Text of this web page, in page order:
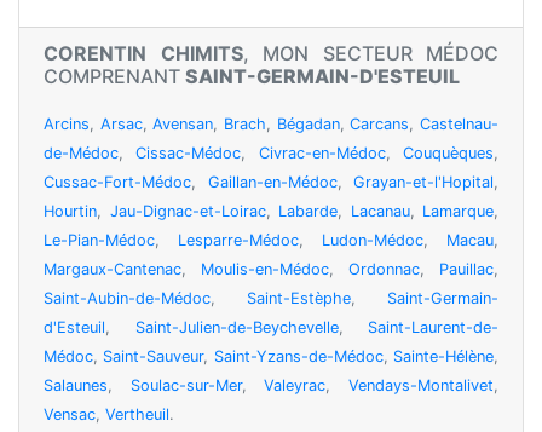
CORENTIN CHIMITS, MON SECTEUR MÉDOC
COMPRENANT SAINT-GERMAIN-D'ESTEUIL
Arcins, Arsac,Avensan, Brach, Bégadan,Carcans,Castelnau-
de-Médoc,Cissac-Médoc, Civrac-en-Médoc,Couquèques,
Cussac-Fort-Médoc, Gaillan-en-Médoc, Grayan-et-l'Hopital,
Hourtin, Jau-Dignac-et-Loirac, Labarde, Lacanau, Lamarque,
Le-Pian-Médoc, Lesparre-Médoc, Ludon-Médoc, Macau,
Margaux-Cantenac, Moulis-en-Médoc, Ordonnac, Pauillac,
Saint-Aubin-de-Médoc, Saint-Estèphe, Saint-Germain-
d'Esteuil, Saint-Julien-de-Beychevelle, Saint-Laurent-de-
Médoc, Saint-Sauveur, Saint-Yzans-de-Médoc, Sainte-Hélène,
Salaunes, Soulac-sur-Mer,Valeyrac,Vendays-Montalivet,
Vensac, Vertheuil.